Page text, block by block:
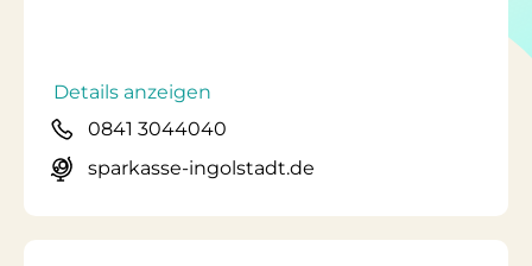
Details anzeigen
0841 3044040
sparkasse-ingolstadt.de